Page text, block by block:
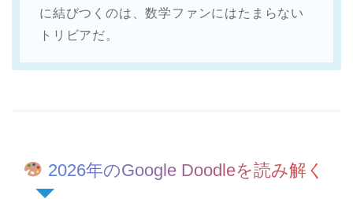
に結びつくのは、数学ファンにはたまらない
トリビアだ。
2026年のGoogle Doodleを読み解く